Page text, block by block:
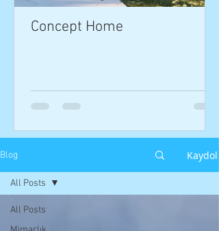
Concept Home
Blog Kaydol
All Posts
All Posts